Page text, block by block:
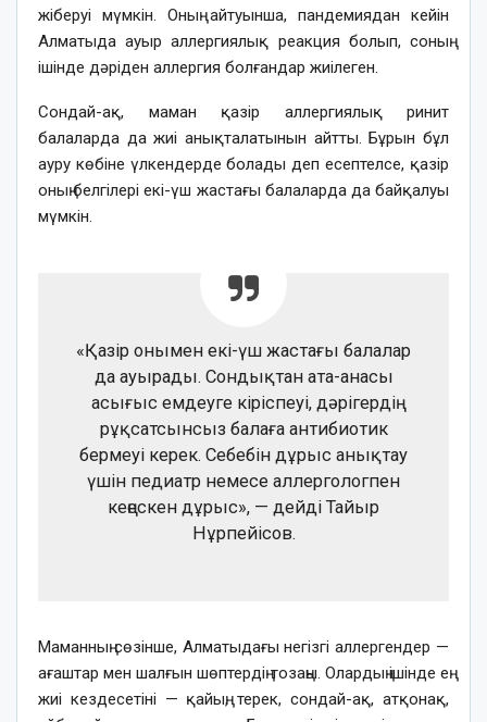
жіберуі мүмкін. Оның айтуынша, пандемиядан кейін
Алматыда ауыр аллергиялық реакция болып, соның
ішінде дәріден аллергия болғандар жиілеген.
Сондай-ақ, маман қазір аллергиялық ринит
балаларда да жиі анықталатынын айтты. Бұрын бұл
ауру көбіне үлкендерде болады деп есептелсе, қазір
оның белгілері екі-үш жастағы балаларда да байқалуы
мүмкін.
«Қазір онымен екі-үш жастағы балалар
да ауырады. Сондықтан ата-анасы
асығыс емдеуге кіріспеуі, дәрігердің
рұқсатсынсыз балаға антибиотик
бермеуі керек. Себебін дұрыс анықтау
үшін педиатр немесе аллергологпен
кеңескен дұрыс», — дейді Тайыр
Нұрпейісов.
Маманның сөзінше, Алматыдағы негізгі аллергендер —
ағаштар мен шалғын шөптердің тозаңы. Олардың ішінде ең
жиі кездесетіні — қайың, терек, сондай-ақ, атқонақ,